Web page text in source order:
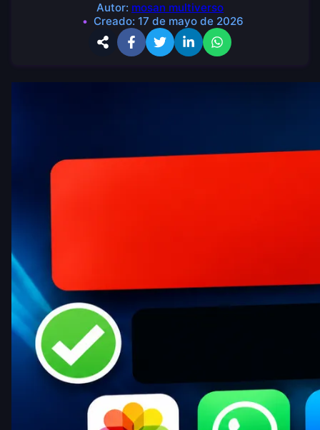
Autor: mosan multiverso
Creado: 17 de mayo de 2026